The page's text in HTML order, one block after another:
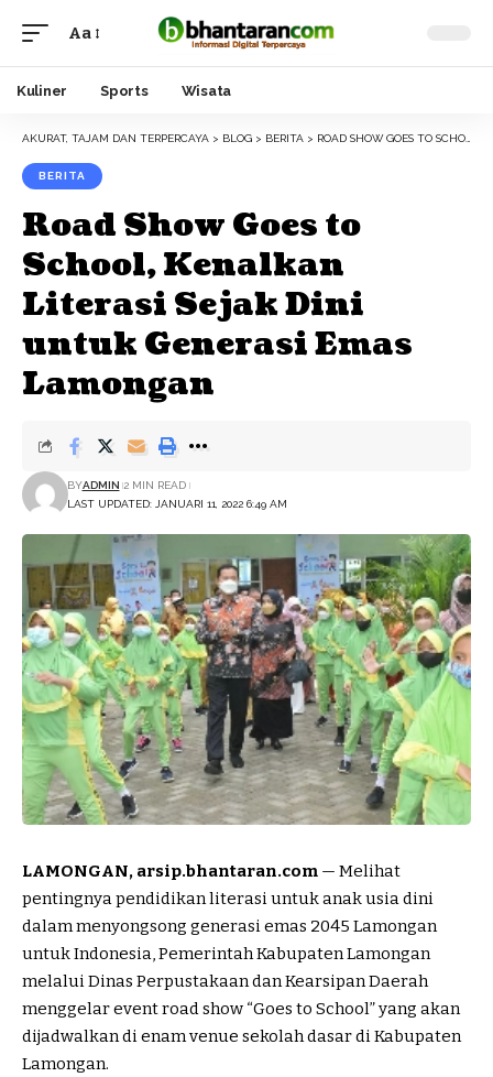
Font
Resizer
Aa
Kuliner Sports Wisata
AKURAT, TAJAM DAN TERPERCAYA > BLOG > BERITA > ROAD SHOW GOES TO SCHOOL, KENALKAN LITERASI SEJAK DINI UNTUK GENERASI EMAS LAMONGAN
BERITA
Road Show Goes to
School, Kenalkan
Literasi Sejak Dini
untuk Generasi Emas
Lamongan
LAST UPDATED: JANUARI 11, 2022 6:49 AM
BYADMIN 2 MIN READ
LAMONGAN, arsip.bhantaran.com — Melihat
pentingnya pendidikan literasi untuk anak usia dini
dalam menyongsong generasi emas 2045 Lamongan
untuk Indonesia, Pemerintah Kabupaten Lamongan
melalui Dinas Perpustakaan dan Kearsipan Daerah
menggelar event road show “Goes to School” yang akan
dijadwalkan di enam venue sekolah dasar di Kabupaten
Lamongan.